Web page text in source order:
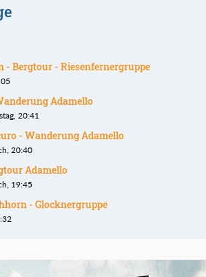
- Bergtour - Riesenfernergruppe
Adamello
20:41
- Wanderung Adamello
20:40
Adamello
19:45
- Glocknergruppe